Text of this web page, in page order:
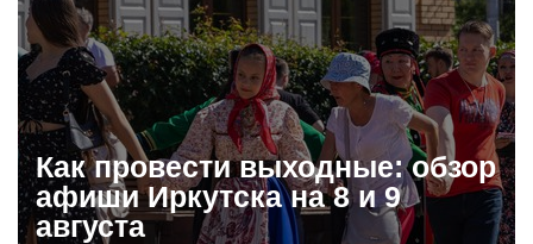
Как провести выходные: обзор
афиши Иркутска на 8 и 9
августа